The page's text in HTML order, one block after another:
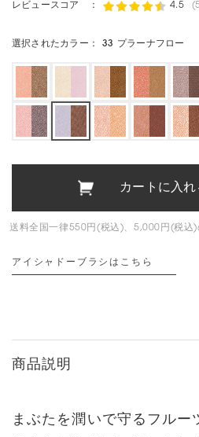
選択されたカラー： 33 プラーナフロー
送料全国一律550円(税込)、5,000円(税込)
アイシャドーブラシはこちら
商品説明
まぶたを潤いで守るフルー
レビュースコア ： 4.5